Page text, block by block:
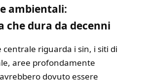
ambientali:
che dura da decenni
centrale riguarda i sin, i siti di
aree profondamente
dovuto essere